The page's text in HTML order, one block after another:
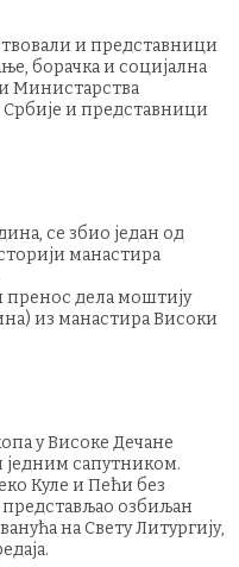
и представници
борачка и социјална
Министарства
и представници
се збио један од
манастира
пренос дела моштију
из манастира Високи
у Високе Дечане
једним сапутником.
Куле и Пећи без
представљао озбиљан
на Свету Литургију,